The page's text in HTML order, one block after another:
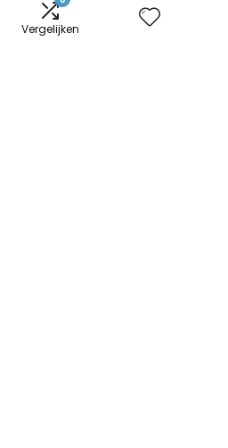
Vergelijken
Informatie